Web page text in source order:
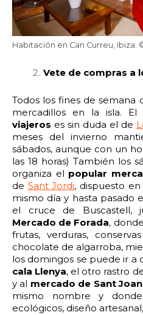
Habitación en Can Curreu, Ibiza.
Vete de compras a
Todos los fines de semana
mercadillos en la isla. El
viajeros es sin duda el de
meses del invierno
sábados, aunque con un
las 18 horas) También los
organiza el popular
de Sant Jordi, dispuesto
mismo día y hasta pasado
el cruce de Buscastell,
Mercado de Forada,
frutas, verduras,
chocolate de algarroba,
los domingos se puede ir a
cala Llenya, el otro rastro
y al mercado de Sant Joan
mismo nombre y
ecológicos, diseño
20:00 20:30
22:00 22:30
Edad:
Promo code:
Reservar